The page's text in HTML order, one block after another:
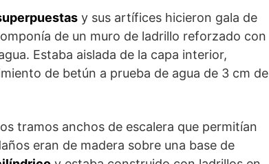
y sus artífices hicieron gala de
de un muro de ladrillo reforzado con
Estaba aislada de la capa interior,
de betún a prueba de agua de 3 cm de
tramos anchos de escalera que permitían
eran de madera sobre una base de